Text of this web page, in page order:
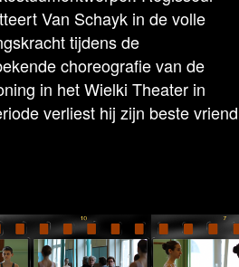
Van Schayk in de volle
tijdens de
choreografie van de
in het Wielki Theater in
verliest hij zijn beste vriend